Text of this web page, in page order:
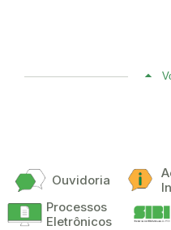
Ouvidoria
Processos
Eletrônicos